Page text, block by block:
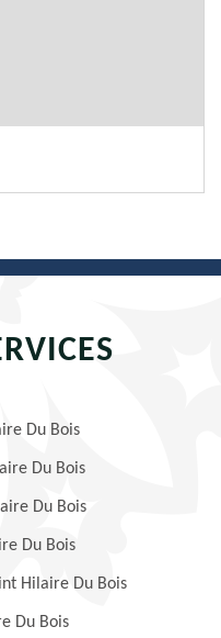
Du Bois
Du Bois
Du Bois
Du Bois
Hilaire Du Bois
Du Bois